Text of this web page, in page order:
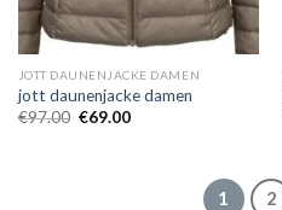
JOTT DAUNENJACKE DAMEN
jott daunenjacke damen
€97.00 €69.00
1 2